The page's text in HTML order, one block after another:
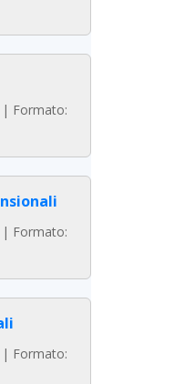
| Formato:
| Formato:
| Formato: